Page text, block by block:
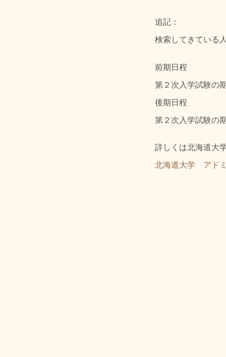
追記：
検索してきている
前期日程
第２次入学試験の
後期日程
第２次入学試験の
詳しくは北海道大
北海道大学 アド